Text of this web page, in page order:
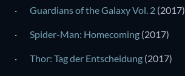
· Guardians of the Galaxy Vol. 2 (2017)
· Spider-Man: Homecoming (2017)
· Thor: Tag der Entscheidung (2017)